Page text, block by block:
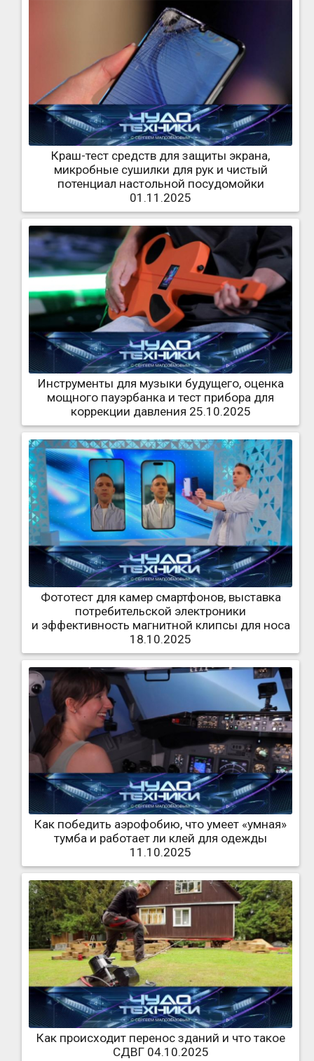
Краш-тест средств для защиты экрана,
микробные сушилки для рук и чистый
потенциал настольной посудомойки
01.11.2025
Инструменты для музыки будущего, оценка
мощного пауэрбанка и тест прибора для
коррекции давления 25.10.2025
Фототест для камер смартфонов, выставка
потребительской электроники
и эффективность магнитной клипсы для носа
18.10.2025
Как победить аэрофобию, что умеет «умная»
тумба и работает ли клей для одежды
11.10.2025
Как происходит перенос зданий и что такое
СДВГ 04.10.2025